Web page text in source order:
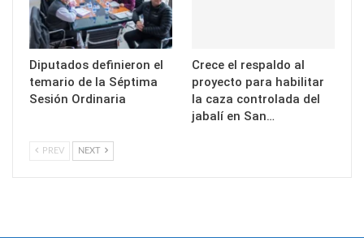
Diputados definieron el
temario de la Séptima
Sesión Ordinaria
Crece el respaldo al
proyecto para habilitar
la caza controlada del
jabalí en San…
PREV NEXT